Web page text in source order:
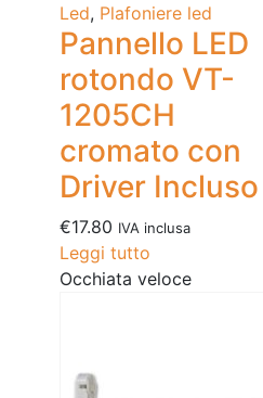
Led, Plafoniere led
Pannello LED
rotondo VT-
1205CH
cromato con
Driver Incluso
€17.80 IVA inclusa
Leggi tutto
Occhiata veloce